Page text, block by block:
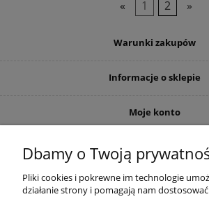
« 1 2 »
Warunki zakupów
Informacje o sklepie
Moje konto
Dbamy o Twoją
Pliki cookies i pokrewne im technologie
działanie strony i pomagają nam